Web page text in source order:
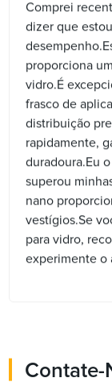
Comprei
dizer que
proporciona
vidro.É
frasco de
distribuição
rapidamente,
duradoura.Eu
superou
nano
vestígios.Se
para vidro,
experimente o
Contate-